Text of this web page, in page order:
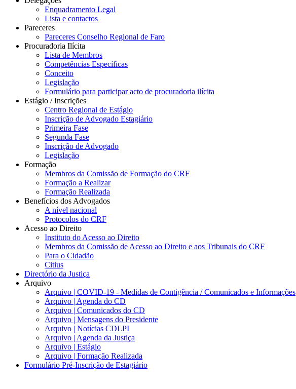
Enquadramento Legal
Lista e contactos
Pareceres
Pareceres Conselho Regional de Faro
Procuradoria Ilícita
Lista de Membros
Competências Específicas
Conceito
Legislação
Formulário para participar acto de procuradoria ilícita
Estágio / Inscrições
Centro Regional de Estágio
Inscrição de Advogado Estagiário
Primeira Fase
Segunda Fase
Inscrição de Advogado
Legislação
Formação
Membros da Comissão de Formação do CRF
Formação a Realizar
Formação Realizada
Benefícios dos Advogados
A nível nacional
Protocolos do CRF
Acesso ao Direito
Instituto do Acesso ao Direito
Membros da Comissão de Acesso ao Direito e aos Tribunais do CRF
Para o Cidadão
Citius
Directório da Justiça
Arquivo
Arquivo | COVID-19 - Medidas de Contigência / Comunicados e Informações
Arquivo | Agenda do CD
Arquivo | Comunicados do CD
Arquivo | Mensagens do Presidente
Arquivo | Notícias CDLPI
Arquivo | Agenda da Justiça
Arquivo | Estágio
Arquivo | Formação Realizada
Formulário Pré-Inscrição de Estagiário